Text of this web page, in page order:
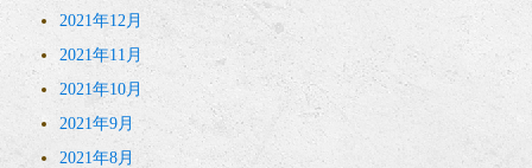
2021年12月
2021年11月
2021年10月
2021年9月
2021年8月